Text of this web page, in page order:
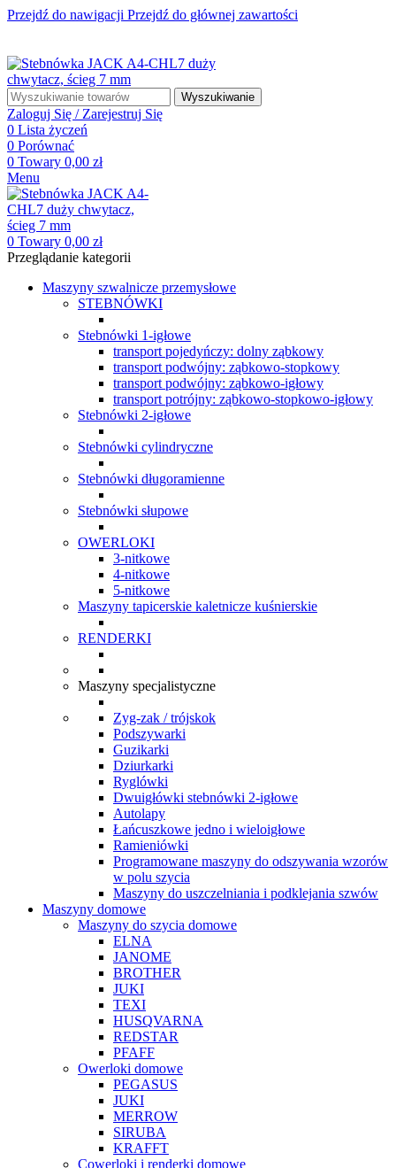
Przejdź do nawigacji Przejdź do głównej zawartości
Wyszukiwanie
Zaloguj Się / Zarejestruj Się
0 Lista życzeń
0 Porównać
0 Towary 0,00 zł
Menu
0 Towary 0,00 zł
Przeglądanie kategorii
Maszyny szwalnicze przemysłowe
STEBNÓWKI
Stebnówki 1-igłowe
transport pojedyńczy: dolny ząbkowy
transport podwójny: ząbkowo-stopkowy
transport podwójny: ząbkowo-igłowy
transport potrójny: ząbkowo-stopkowo-igłowy
Stebnówki 2-igłowe
Stebnówki cylindryczne
Stebnówki długoramienne
Stebnówki słupowe
OWERLOKI
3-nitkowe
4-nitkowe
5-nitkowe
Maszyny tapicerskie kaletnicze kuśnierskie
RENDERKI
Maszyny specjalistyczne
Zyg-zak / trójskok
Podszywarki
Guzikarki
Dziurkarki
Ryglówki
Dwuigłówki stebnówki 2-igłowe
Autolapy
Łańcuszkowe jedno i wieloigłowe
Ramieniówki
Programowane maszyny do odszywania wzorów
w polu szycia
Maszyny do uszczelniania i podklejania szwów
Maszyny domowe
Maszyny do szycia domowe
ELNA
JANOME
BROTHER
JUKI
TEXI
HUSQVARNA
REDSTAR
PFAFF
Owerloki domowe
PEGASUS
JUKI
MERROW
SIRUBA
KRAFFT
Cowerloki i renderki domowe